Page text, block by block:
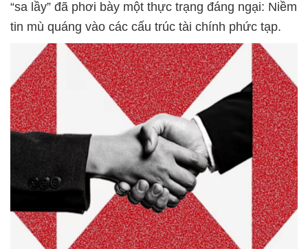
“sa lầy” đã phơi bày một thực trạng đáng ngại: Niềm
tin mù quáng vào các cấu trúc tài chính phức tạp.